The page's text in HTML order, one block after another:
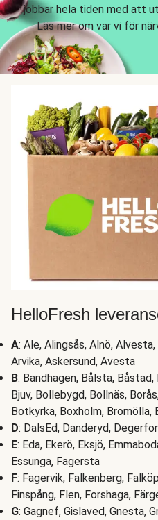
jobbar hela tiden med att
Läs mer om var vi för
HelloFresh
A: Ale, Alingsås, Alnö,
Arvika, Askersund, Avesta
B: Bandhagen, Bålsta,
Bjuv, Bollebygd, Bollnäs,
Botkyrka, Boxholm, Bromölla,
D: DalsEd, Danderyd,
E: Eda, Ekerö, Eksjö,
Essunga, Fagersta
F: Fagervik, Falkenberg,
Finspång, Flen, Forshaga,
G: Gagnef, Gislaved, Gnesta,